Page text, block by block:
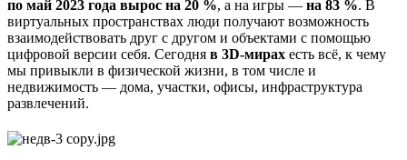
по май 2023 года вырос на 20 %, а на игры — на 83 %. В
виртуальных пространствах люди получают возможность
взаимодействовать друг с другом и объектами с помощью
цифровой версии себя. Сегодня в 3D-мирах есть всё, к чему
мы привыкли в физической жизни, в том числе и
недвижимость — дома, участки, офисы, инфраструктура
развлечений.